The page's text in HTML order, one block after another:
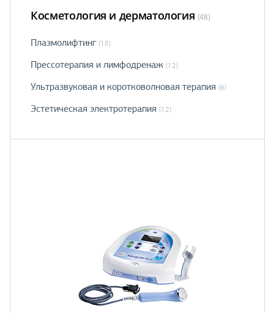
Косметология и дерматология (48)
Плазмолифтинг (18)
Прессотерапия и лимфодренаж (12)
Ультразвуковая и коротковолновая терапия (6)
Эстетическая электротерапия (12)